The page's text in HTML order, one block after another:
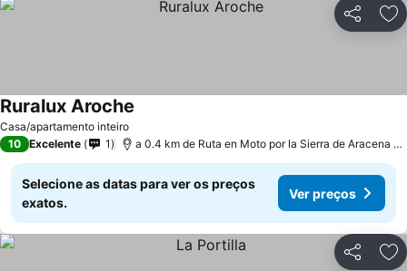
Partilhar
Casa/apartamento inteiro
Ruralux Aroche
10 Excelente 1 a 0.4 km de Ruta en Moto por la Sierra de Aracena y
Selecione as datas para ver os preços
exatos.
Ver preços
Partilhar